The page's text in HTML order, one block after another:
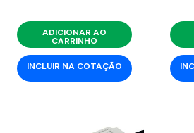
ADICIONAR AO
CARRINHO
INCLUIR NA COTAÇÃO